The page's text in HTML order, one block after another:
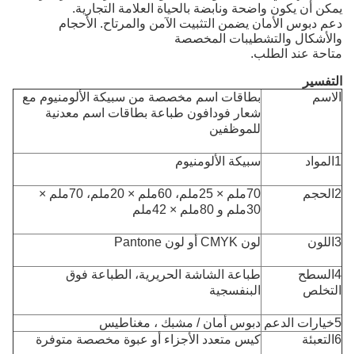
يمكن أن يكون واضحة ونابضة بالحياة العلامة التجارية.
دعم دبوس الأمان يضمن التثبيت الآمن والمرتاح. الأحجام
والأشكال والتشطيبات المخصصة
متاحة عند الطلب.
التفسير
الاسم
بطاقات اسم مخصصة من سبيكة الألومنيوم مع
شعار فودافون طباعة بطاقات اسم معدنية
للموظفين
1المواد سبيكة الألومنيوم
2الحجم
70ملم × 25ملم، 60ملم × 20ملم، 70ملم ×
30ملم و 80ملم × 42ملم
3اللون لون CMYK أو لون Pantone
4السطح
التخلص
طباعة الشاشة الحريرية، الطباعة فوق
البنفسجية
5خيارات الدعم
دبوس أمان / مشبك ، مغناطيس
6التعبئة
كيس متعدد الأجزاء أو عبوة مخصصة متوفرة